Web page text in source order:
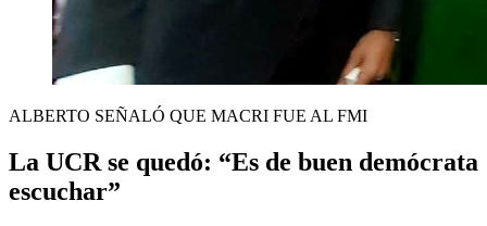
ALBERTO SEÑALÓ QUE MACRI FUE AL FMI
La UCR se quedó: “Es de buen demócrata
escuchar”